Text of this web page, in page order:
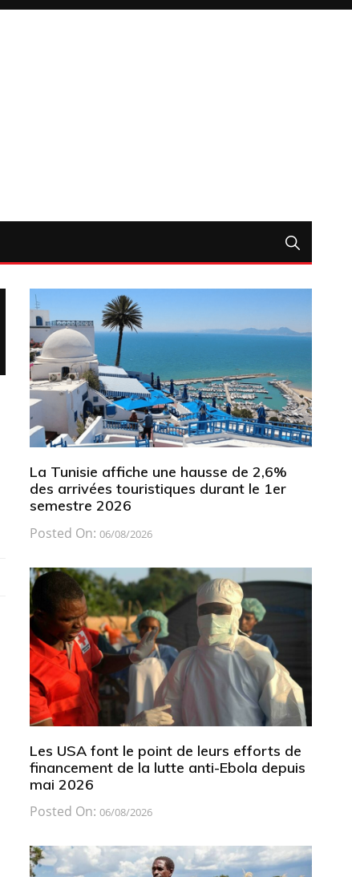
La Tunisie affiche une hausse de 2,6%
des arrivées touristiques durant le 1er
semestre 2026
Posted On: 06/08/2026
Les USA font le point de leurs efforts de
financement de la lutte anti-Ebola depuis
mai 2026
Posted On: 06/08/2026